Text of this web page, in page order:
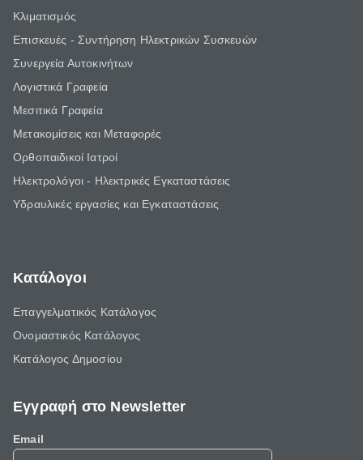
Κλιματισμός
Επισκευές - Συντήρηση Ηλεκτρικών Συσκευών
Συνεργεία Αυτοκινήτων
Λογιστικά Γραφεία
Μεσιτικά Γραφεία
Μετακομίσεις και Μεταφορές
Ορθοπαιδικοί Ιατροί
Ηλεκτρολόγοι - Ηλεκτρικές Εγκαταστάσεις
Υδραυλικές εργασίες και Εγκαταστάσεις
Κατάλογοι
Επαγγελματικός Κατάλογος
Ονομαστικός Κατάλογος
Κατάλογος Δημοσίου
Εγγραφή στο Newsletter
Email